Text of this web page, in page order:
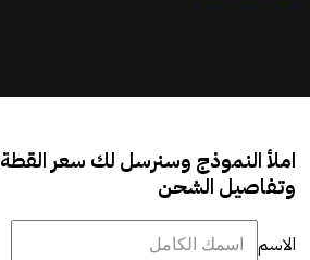
املأ النموذج وسنرسل لك سعر القطة
وتفاصيل الشحن
الاسم